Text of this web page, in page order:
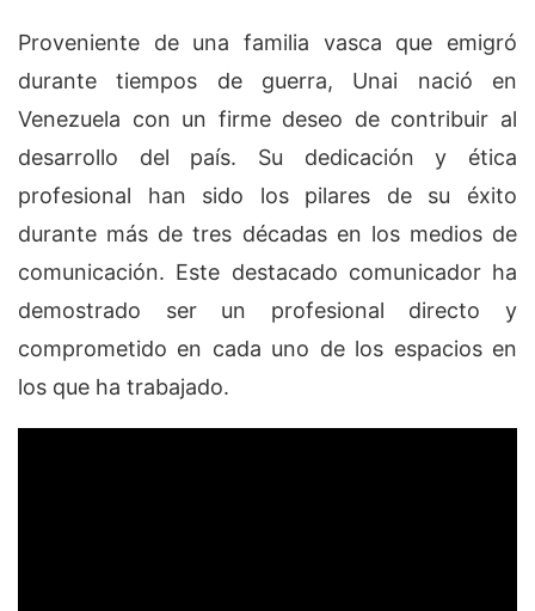
Proveniente de una familia vasca que emigró
durante tiempos de guerra, Unai nació en
Venezuela con un firme deseo de contribuir al
desarrollo del país. Su dedicación y ética
profesional han sido los pilares de su éxito
durante más de tres décadas en los medios de
comunicación. Este destacado comunicador ha
demostrado ser un profesional directo y
comprometido en cada uno de los espacios en
los que ha trabajado.